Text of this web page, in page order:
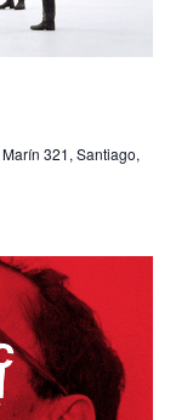
Marín 321, Santiago,